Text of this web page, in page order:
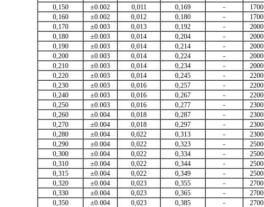
0,150
±0.002 0,011 0,169 -
0,160
±0.002 0,012 0,180 -
0,170
±0.003 0,013 0,192 -
0,180
±0.003 0,014 0,204 -
0,190
±0.003 0,014 0,214 -
0,200
±0.003 0,014 0,224 -
0,210
±0.003 0,014 0,234 -
0,220
±0.003 0,014 0,245 -
0,230
±0.003 0,016 0,257 -
0,240
±0.003 0,016 0,267 -
0,250
±0.003 0,016 0,277 -
0,260
±0.004 0,018 0,287 -
0,270
±0.004 0,018 0,297 -
0,280
±0.004 0,022 0,313 -
0,290
±0.004 0,022 0,323 -
0,300
±0.004 0,022 0,334 -
0,310
±0.004 0,022 0,344 -
0,315
±0.004 0,022 0,349 -
0,320
±0.004 0,023 0,355 -
0,330
±0.004 0,023 0,365 -
0,350
±0.004 0,023 0,385 -